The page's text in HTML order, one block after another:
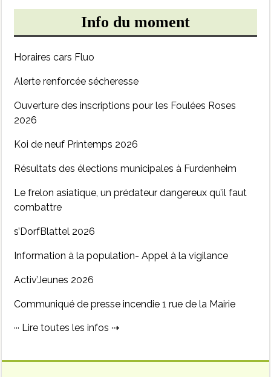
Info du moment
Horaires cars Fluo
Alerte renforcée sécheresse
Ouverture des inscriptions pour les Foulées Roses
2026
Koi de neuf Printemps 2026
Résultats des élections municipales à Furdenheim
Le frelon asiatique, un prédateur dangereux qu’il faut
combattre
s’DorfBlattel 2026
Information à la population- Appel à la vigilance
Activ’Jeunes 2026
Communiqué de presse incendie 1 rue de la Mairie
··· Lire toutes les infos ⇢